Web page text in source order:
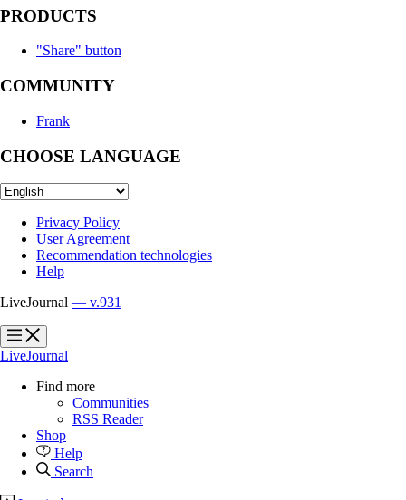
PRODUCTS
"Share" button
COMMUNITY
Frank
CHOOSE LANGUAGE
Privacy Policy
User Agreement
Recommendation technologies
Help
LiveJournal — v.931
?
?
LiveJournal
Find more
Communities
RSS Reader
Shop
Help
Search